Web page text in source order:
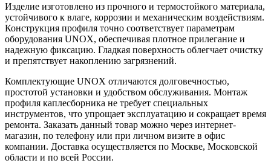
Изделие изготовлено из прочного и термостойкого материала,
устойчивого к влаге, коррозии и механическим воздействиям.
Конструкция профиля точно соответствует параметрам
оборудования UNOX, обеспечивая плотное прилегание и
надежную фиксацию. Гладкая поверхность облегчает очистку
и препятствует накоплению загрязнений.
Комплектующие UNOX отличаются долговечностью,
простотой установки и удобством обслуживания. Монтаж
профиля каплесборника не требует специальных
инструментов, что упрощает эксплуатацию и сокращает время
ремонта. Заказать данный товар можно через интернет-
магазин, по телефону или при личном визите в офис
компании. Доставка осуществляется по Москве, Московской
области и по всей России.